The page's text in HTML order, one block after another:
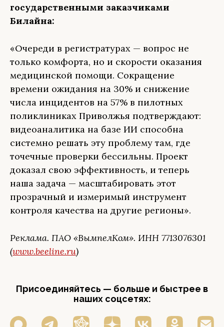
государственными заказчиками
Билайна:
«Очереди в регистратурах — вопрос не
только комфорта, но и скорости оказания
медицинской помощи. Сокращение
времени ожидания на 30% и снижение
числа инцидентов на 57% в пилотных
поликлиниках Приволжья подтверждают:
видеоаналитика на базе ИИ способна
системно решать эту проблему там, где
точечные проверки бессильны. Проект
доказал свою эффективность, и теперь
наша задача — масштабировать этот
прозрачный и измеримый инструмент
контроля качества на другие регионы».
Реклама. ПАО «ВымпелКом». ИНН 7713076301
(www.beeline.ru)
Присоединяйтесь — больше и быстрее в
наших соцсетях: